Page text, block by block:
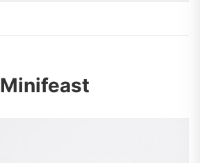
Minifeast